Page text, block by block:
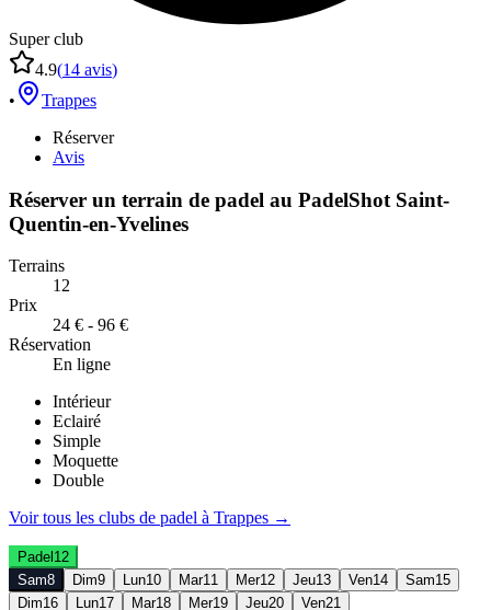
Super club
4.9(14 avis)
•
Trappes
Réserver
Avis
Réserver un terrain de padel au PadelShot Saint-
Quentin-en-Yvelines
Terrains
12
Prix
24 € - 96 €
Réservation
En ligne
Intérieur
Eclairé
Simple
Moquette
Double
Voir tous les clubs de padel à Trappes →
Padel 12
Sam8 Dim9 Lun10 Mar11 Mer12 Jeu13 Ven14 Sam15
Dim16 Lun17 Mar18 Mer19 Jeu20 Ven21